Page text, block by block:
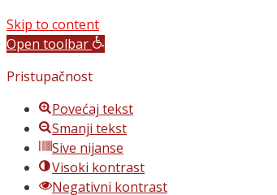
Skip to content
Open toolbar
Pristupačnost
Povećaj tekst
Smanji tekst
Sive nijanse
Visoki kontrast
Negativni kontrast